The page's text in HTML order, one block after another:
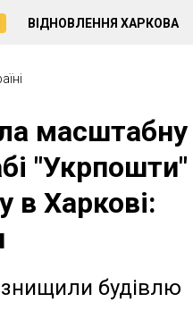
ВІДНОВЛЕННЯ ХАРКОВА
масштабну
"Укрпошти"
в Харкові:
знищили будівлю